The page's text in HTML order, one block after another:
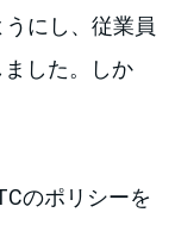
にし、従業員
した。しか
のポリシーを